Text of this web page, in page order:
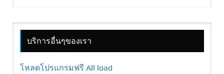
บริการอื่นๆของเรา
โหลดโปรแกรมฟรี All load